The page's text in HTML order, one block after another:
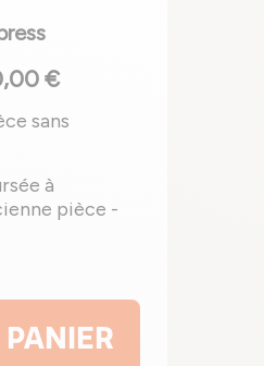
€
sans
à
pièce -